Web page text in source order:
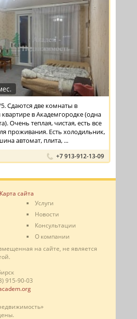
Сдаются две комнаты в
в Академгородке (одна
Очень теплая, чистая, есть все
проживания. Есть холодильник,
автомат, плита, ...
+7 913-912-13-09
Карта сайта
Услуги
Новости
Консультации
О компании
на сайте, не является
915-90-03